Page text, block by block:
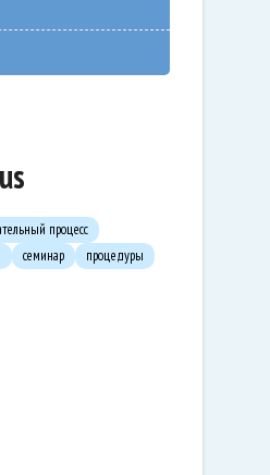
процесс
семинар процедуры